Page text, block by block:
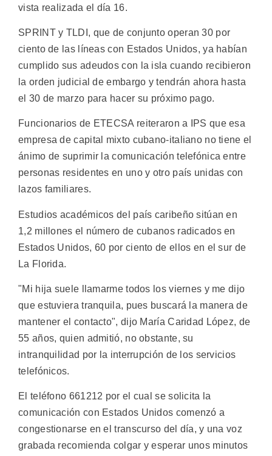
vista realizada el día 16.
SPRINT y TLDI, que de conjunto operan 30 por
ciento de las líneas con Estados Unidos, ya habían
cumplido sus adeudos con la isla cuando recibieron
la orden judicial de embargo y tendrán ahora hasta
el 30 de marzo para hacer su próximo pago.
Funcionarios de ETECSA reiteraron a IPS que esa
empresa de capital mixto cubano-italiano no tiene el
ánimo de suprimir la comunicación telefónica entre
personas residentes en uno y otro país unidas con
lazos familiares.
Estudios académicos del país caribeño sitúan en
1,2 millones el número de cubanos radicados en
Estados Unidos, 60 por ciento de ellos en el sur de
La Florida.
"Mi hija suele llamarme todos los viernes y me dijo
que estuviera tranquila, pues buscará la manera de
mantener el contacto", dijo María Caridad López, de
55 años, quien admitió, no obstante, su
intranquilidad por la interrupción de los servicios
telefónicos.
El teléfono 661212 por el cual se solicita la
comunicación con Estados Unidos comenzó a
congestionarse en el transcurso del día, y una voz
grabada recomienda colgar y esperar unos minutos